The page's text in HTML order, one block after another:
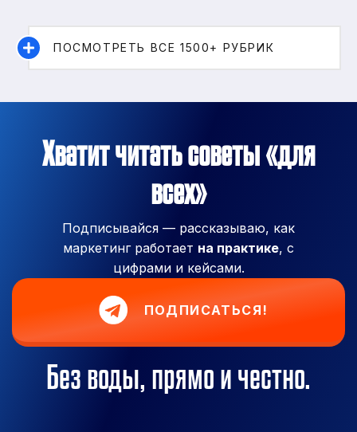
ПОСМОТРЕТЬ ВСЕ 1500+ РУБРИК
Хватит читать советы «для
всех»
Подписывайся — рассказываю, как
маркетинг работает на практике, с
цифрами и кейсами.
ПОДПИСАТЬСЯ!
Без воды, прямо и честно.